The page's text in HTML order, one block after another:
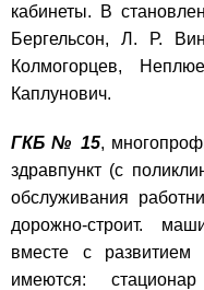
кабинеты. В
Бергельсон, Л. Р.
Колмогорцев,
Каплунович.
ГКБ № 15,
здравпункт (с
обслуживания
дорожно-строит.
вместе с
имеются: